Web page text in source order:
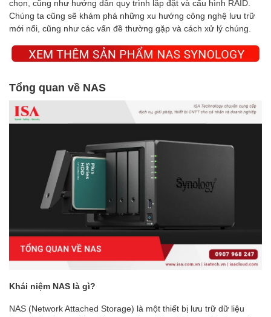
chọn, cũng như hướng dẫn quy trình lắp đặt và cấu hình RAID.
Chúng ta cũng sẽ khám phá những xu hướng công nghệ lưu trữ
mới nổi, cũng như các vấn đề thường gặp và cách xử lý chúng.
Tổng quan về NAS
Khái niệm NAS là gì?
NAS (Network Attached Storage) là một thiết bị lưu trữ dữ liệu